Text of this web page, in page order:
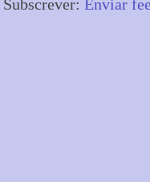
Subscrever: Enviar